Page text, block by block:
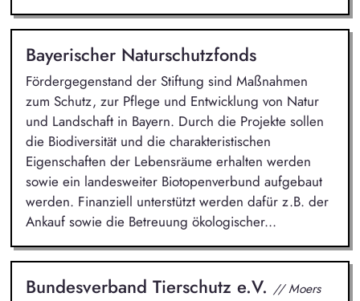
Bayerischer Naturschutzfonds
Fördergegenstand der Stiftung sind Maßnahmen
zum Schutz, zur Pflege und Entwicklung von Natur
und Landschaft in Bayern. Durch die Projekte sollen
die Biodiversität und die charakteristischen
Eigenschaften der Lebensräume erhalten werden
sowie ein landesweiter Biotopenverbund aufgebaut
werden. Finanziell unterstützt werden dafür z.B. der
Ankauf sowie die Betreuung ökologischer...
Bundesverband Tierschutz e.V. // Moers